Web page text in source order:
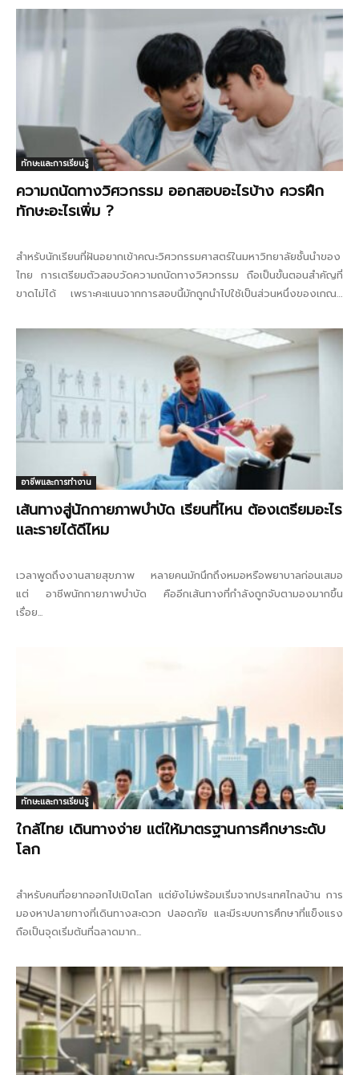
ทักษะและการเรียนรู้
ความถนัดทางวิศวกรรม ออกสอบอะไรบ้าง ควรฝึก
ทักษะอะไรเพิ่ม ?
สำหรับนักเรียนที่ฝันอยากเข้าคณะวิศวกรรมศาสตร์ในมหาวิทยาลัยชั้นนำของ
ไทย การเตรียมตัวสอบวัดความถนัดทางวิศวกรรม ถือเป็นขั้นตอนสำคัญที่
ขาดไม่ได้ เพราะคะแนนจากการสอบนี้มักถูกนำไปใช้เป็นส่วนหนึ่งของเกณฑ์
อาชีพและการทำงาน
เส้นทางสู่นักกายภาพบำบัด เรียนที่ไหน ต้องเตรียมอะไร
และรายได้ดีไหม
เวลาพูดถึงงานสายสุขภาพ หลายคนมักนึกถึงหมอหรือพยาบาลก่อนเสมอ
แต่ อาชีพนักกายภาพบำบัด คืออีกเส้นทางที่กำลังถูกจับตามองมากขึ้น
เรื่อย...
ทักษะและการเรียนรู้
ใกล้ไทย เดินทางง่าย แต่ให้มาตรฐานการศึกษาระดับ
โลก
สำหรับคนที่อยากออกไปเปิดโลก แต่ยังไม่พร้อมเริ่มจากประเทศไกลบ้าน การ
มองหาปลายทางที่เดินทางสะดวก ปลอดภัย และมีระบบการศึกษาที่แข็งแรง
ถือเป็นจุดเริ่มต้นที่ฉลาดมาก...